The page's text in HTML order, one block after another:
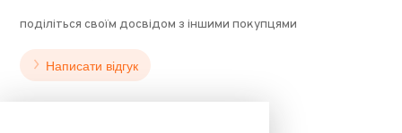
поділіться своїм досвідом з іншими покупцями
Написати відгук